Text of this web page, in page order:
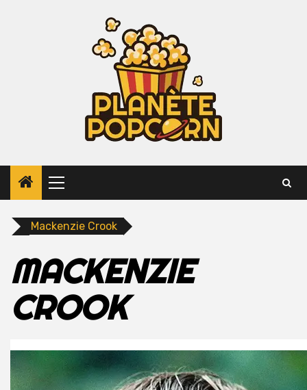
Primary
Menu
Mackenzie Crook
MACKENZIE
CROOK